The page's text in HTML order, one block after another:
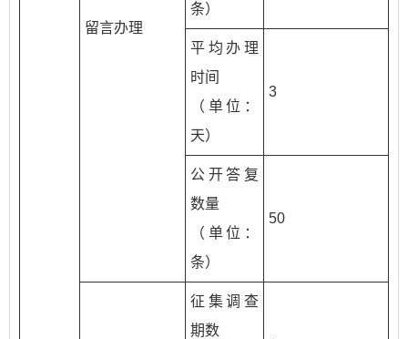
留言办理
条）
平均办理
时间
（单位：
天）
3
公开答复
数量
（单位：
条）
50
征集调查
期数